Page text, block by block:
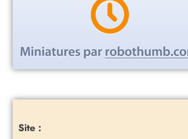
Site :